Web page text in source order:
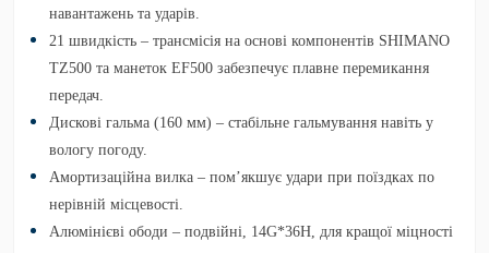
навантажень та ударів.
21 швидкість – трансмісія на основі компонентів SHIMANO
TZ500 та манеток EF500 забезпечує плавне перемикання
передач.
Дискові гальма (160 мм) – стабільне гальмування навіть у
вологу погоду.
Амортизаційна вилка – пом’якшує удари при поїздках по
нерівній місцевості.
Алюмінієві ободи – подвійні, 14G*36H, для кращої міцності